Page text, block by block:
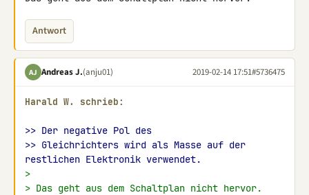
Antwort
AJ Andreas J.(anju01) 2019-02-14 17:51#5736475
Harald W. schrieb:
>> Der negative Pol des
>> Gleichrichters wird als Masse auf der
restlichen Elektronik verwendet.
>
> Das geht aus dem Schaltplan nicht hervor.